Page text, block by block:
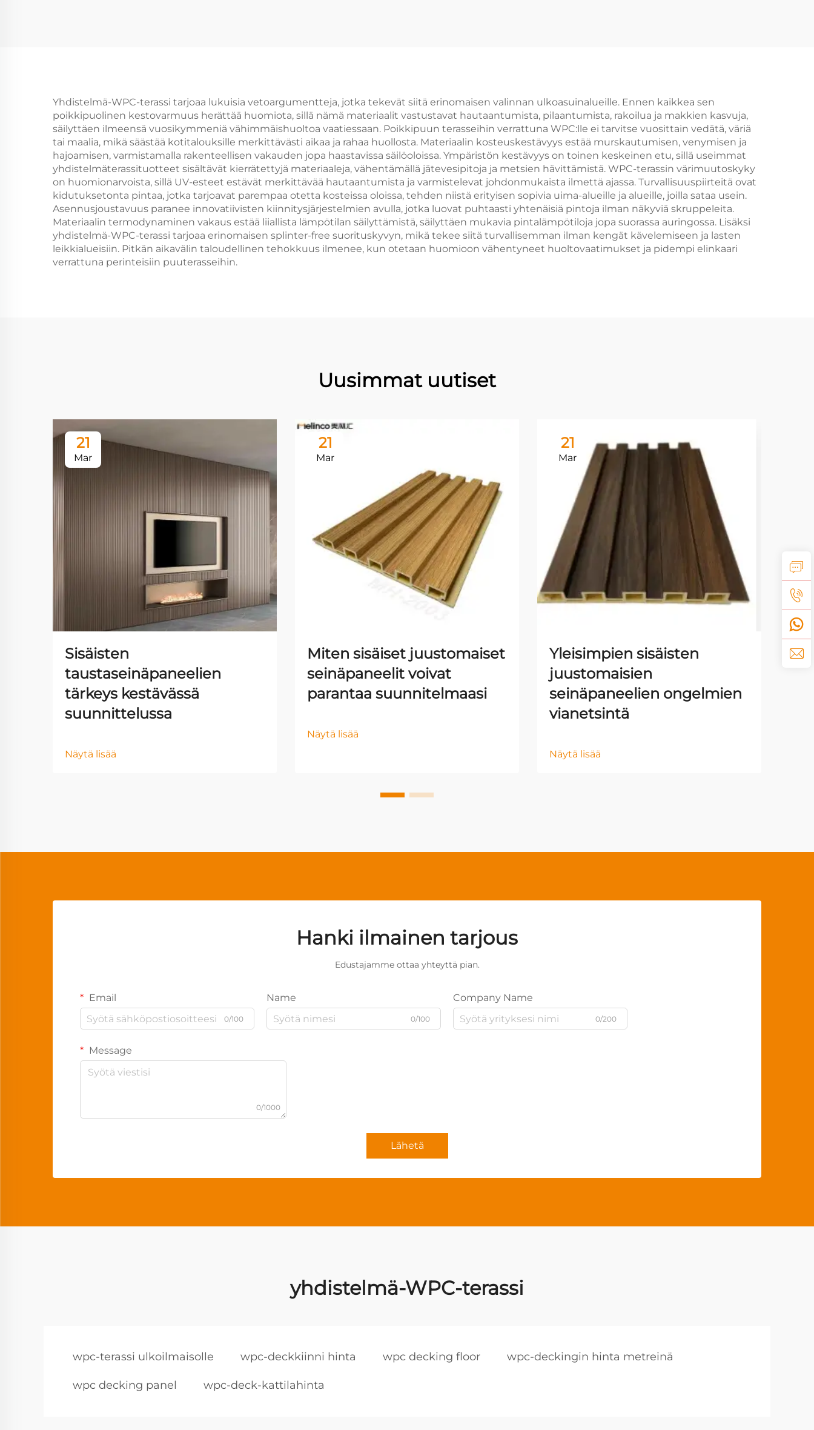
Yhdistelmä-WPC-terassi tarjoaa lukuisia vetoargumentteja, jotka tekevät siitä erinomaisen valinnan ulkoasuinalueille. Ennen kaikkea sen
poikkipuolinen kestovarmuus herättää huomiota, sillä nämä materiaalit vastustavat hautaantumista, pilaantumista, rakoilua ja makkien kasvuja,
säilyttäen ilmeensä vuosikymmeniä vähimmäishuoltoa vaatiessaan. Poikkipuun terasseihin verrattuna WPC:lle ei tarvitse vuosittain vedätä, väriä
tai maalia, mikä säästää kotitalouksille merkittävästi aikaa ja rahaa huollosta. Materiaalin kosteuskestävyys estää murskautumisen, venymisen ja
hajoamisen, varmistamalla rakenteellisen vakauden jopa haastavissa säilöoloissa. Ympäristön kestävyys on toinen keskeinen etu, sillä useimmat
yhdistelmäterassituotteet sisältävät kierrätettyjä materiaaleja, vähentämällä jätevesipitoja ja metsien hävittämistä. WPC-terassin värimuutoskyky
on huomionarvoista, sillä UV-esteet estävät merkittävää hautaantumista ja varmistelevat johdonmukaista ilmettä ajassa. Turvallisuuspiirteitä ovat
kidutuksetonta pintaa, jotka tarjoavat parempaa otetta kosteissa oloissa, tehden niistä erityisen sopivia uima-alueille ja alueille, joilla sataa usein.
Asennusjoustavuus paranee innovatiivisten kiinnitysjärjestelmien avulla, jotka luovat puhtaasti yhtenäisiä pintoja ilman näkyviä skruppeleita.
Materiaalin termodynaminen vakaus estää liiallista lämpötilan säilyttämistä, säilyttäen mukavia pintalämpötiloja jopa suorassa auringossa. Lisäksi
yhdistelmä-WPC-terassi tarjoaa erinomaisen splinter-free suorituskyvyn, mikä tekee siitä turvallisemman ilman kengät kävelemiseen ja lasten
leikkialueisiin. Pitkän aikavälin taloudellinen tehokkuus ilmenee, kun otetaan huomioon vähentyneet huoltovaatimukset ja pidempi elinkaari
verrattuna perinteisiin puuterasseihin.
Uusimmat uutiset
21
Mar
Sisäisten
taustaseinäpaneelien
tärkeys kestävässä
suunnittelussa
Näytä lisää
21
Mar
Miten sisäiset juustomaiset
seinäpaneelit voivat
parantaa suunnitelmaasi
Näytä lisää
21
Mar
Yleisimpien sisäisten
juustomaisien
seinäpaneelien ongelmien
vianetsintä
Näytä lisää
Hanki ilmainen tarjous
Edustajamme ottaa yhteyttä pian.
Email
0/100
Name
0/100
Company Name
0/200
Message
0/1000
Lähetä
yhdistelmä-WPC-terassi
wpc-terassi ulkoilmaisolle wpc-deckkiinni hinta wpc decking floor wpc-deckingin hinta metreinä
wpc decking panel wpc-deck-kattilahinta